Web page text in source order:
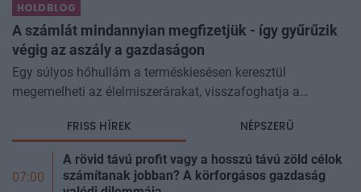
kapcsolódó adóintézkedésekről, v
HOLDBLOG
A számlát mindannyian megfizetjük - így gyűrűzik
végig az aszály a gazdaságon
Egy súlyos hőhullám a terméskiesésen keresztül
megemelheti az élelmiszerárakat, visszafoghatja a
még az állam finanszírozását is m
FRISS HÍREK NÉPSZERŰ
07:00
A rövid távú profit vagy a hosszú távú zöld célok
számítanak jobban? A körforgásos gazdaság